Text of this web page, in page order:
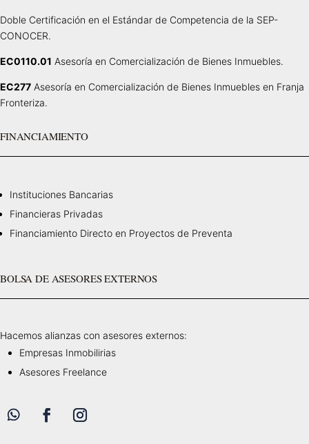
Doble Certificación en el Estándar de Competencia de la SEP-
CONOCER.
EC0110.01 Asesoría en Comercialización de Bienes Inmuebles.
EC277 Asesoría en Comercialización de Bienes Inmuebles en Franja
Fronteriza.
FINANCIAMIENTO
Instituciones Bancarias
Financieras Privadas
Financiamiento Directo en Proyectos de Preventa
BOLSA DE ASESORES EXTERNOS
Hacemos alianzas con asesores externos:
Empresas Inmobilirias
Asesores Freelance